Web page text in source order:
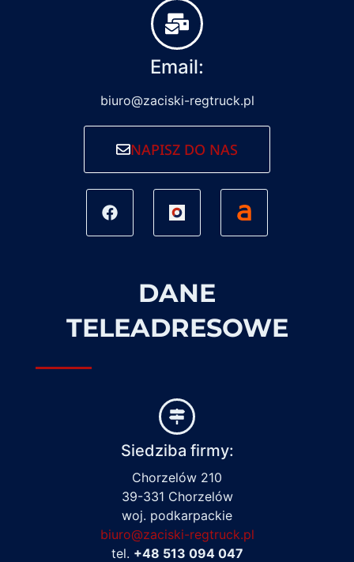
Email:
biuro@zaciski-regtruck.pl
NAPISZ DO NAS
DANE
TELEADRESOWE
Siedziba firmy:
Chorzelów 210
39-331 Chorzelów
woj. podkarpackie
biuro@zaciski-regtruck.pl
tel. +48 513 094 047